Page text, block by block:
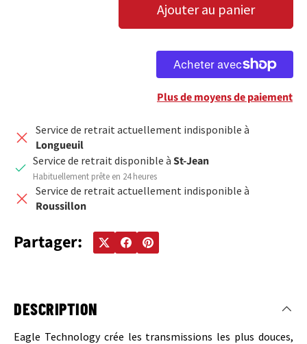
DIMINUER LA QUANTITÉ
AUGMENTER LA QUANTITÉ
Ajouter au panier
Plus de moyens de paiement
Service de retrait actuellement indisponible à
Longueuil
Service de retrait disponible à St-Jean
Habituellement prête en 24 heures
Service de retrait actuellement indisponible à
Roussillon
Partager:
DESCRIPTION
Eagle Technology crée les transmissions les plus douces,